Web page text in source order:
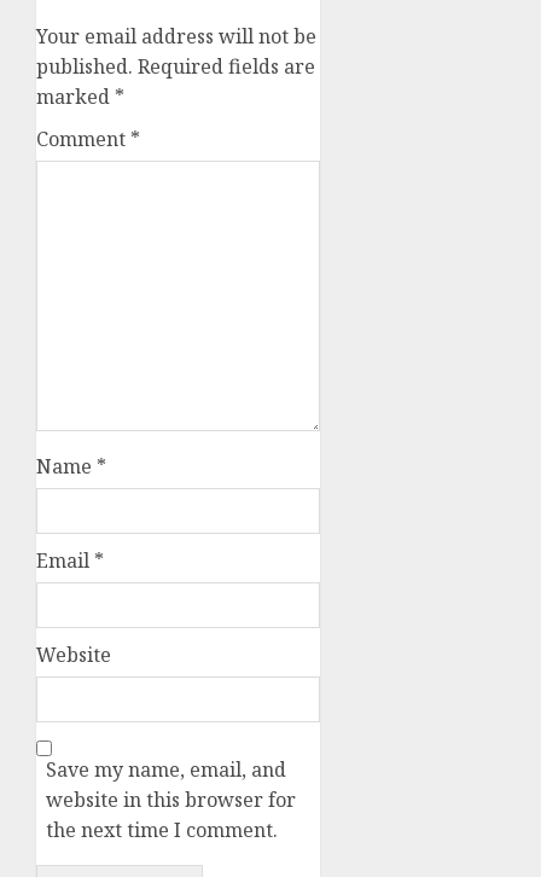
Your email address will not be
published. Required fields are
marked *
Comment *
Name *
Email *
Website
Save my name, email, and
website in this browser for
the next time I comment.